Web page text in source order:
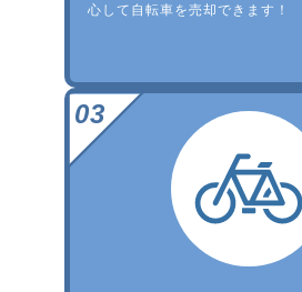
心して自転車を売却できます！